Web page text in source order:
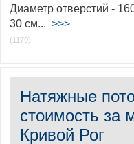
Диаметр отверстий -
30 см... >>>
(1179)
Натяжные
стоимость за
Кривой Рог